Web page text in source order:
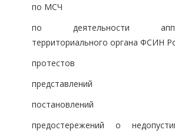
по МСЧ
по деятельности
территориального органа ФСИН
протестов
представлений
постановлений
предостережений о